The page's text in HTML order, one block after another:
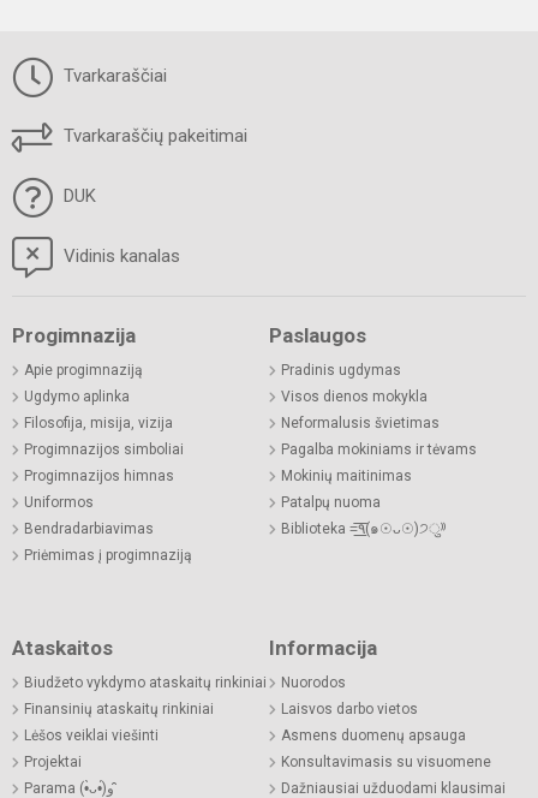
Tvarkaraščiai
Tvarkaraščių pakeitimai
DUK
Vidinis kanalas
Progimnazija
Apie progimnaziją
Ugdymo aplinka
Filosofija, misija, vizija
Progimnazijos simboliai
Progimnazijos himnas
Uniformos
Bendradarbiavimas
Priėmimas į progimnaziją
Paslaugos
Pradinis ugdymas
Visos dienos mokykla
Neformalusis švietimas
Pagalba mokiniams ir tėvams
Mokinių maitinimas
Patalpų nuoma
Biblioteka =͟͟͞͞٩(๑☉ᴗ☉)੭ु⁾⁾
Ataskaitos
Biudžeto vykdymo ataskaitų rinkiniai
Finansinių ataskaitų rinkiniai
Lėšos veiklai viešinti
Projektai
Parama (•̀ᴗ•́)و ̑̑
Informacija
Nuorodos
Laisvos darbo vietos
Asmens duomenų apsauga
Konsultavimasis su visuomene
Dažniausiai užduodami klausimai